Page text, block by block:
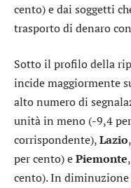
cento) e dai soggetti
trasporto di denaro
Sotto il profilo della
incide maggiormente
alto numero di
unità in meno (-9,4
corrispondente),Lazio
per cento) ePiemonte
cento). In